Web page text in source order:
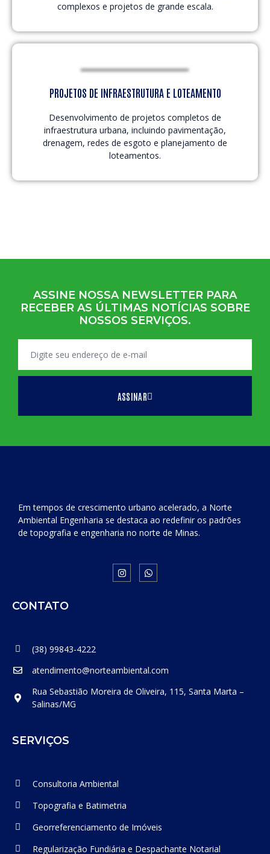
complexos e projetos de grande escala.
PROJETOS DE INFRAESTRUTURA E LOTEAMENTO
Desenvolvimento de projetos completos de
infraestrutura urbana, incluindo pavimentação,
drenagem, redes de esgoto e planejamento de
loteamentos.
ASSINE NOSSA NEWSLETTER PARA
RECEBER AS ÚLTIMAS NOTÍCIAS SOBRE
NOSSOS SERVIÇOS.
ASSINAR
Em tempos de crescimento urbano acelerado, a Norte
Ambiental Engenharia se destaca ao redefinir os padrões
de topografia e engenharia no norte de Minas.
CONTATO
(38) 99843-4222
atendimento@norteambiental.com
Rua Sebastião Moreira de Oliveira, 115, Santa Marta –
Salinas/MG
SERVIÇOS
Consultoria Ambiental
Topografia e Batimetria
Georreferenciamento de Imóveis
Regularização Fundiária e Despachante Notarial